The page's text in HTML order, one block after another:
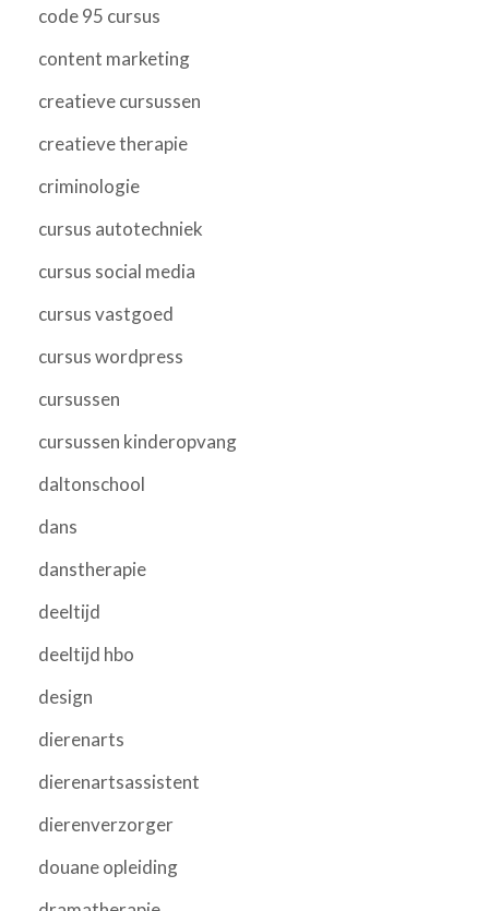
code 95 cursus
content marketing
creatieve cursussen
creatieve therapie
criminologie
cursus autotechniek
cursus social media
cursus vastgoed
cursus wordpress
cursussen
cursussen kinderopvang
daltonschool
dans
danstherapie
deeltijd
deeltijd hbo
design
dierenarts
dierenartsassistent
dierenverzorger
douane opleiding